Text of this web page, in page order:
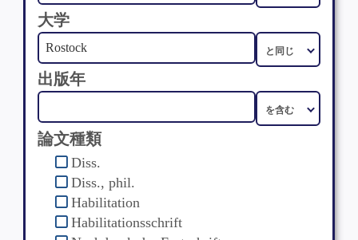
大学
出版年
論文種類
Diss.
Diss., phil.
Habilitation
Habilitationsschrift